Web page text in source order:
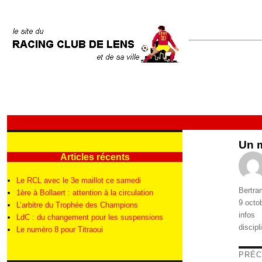
Un
Auteur
Publié
le
9
infos
Articles récents
Le RCL avec le 3e maillot ce samedi
1ère à Bollaert : attention à la circulation
L’arbitre du Trophée des Champions
LdC : du changement pour les suspensions
Le numéro 8 pour Titraoui